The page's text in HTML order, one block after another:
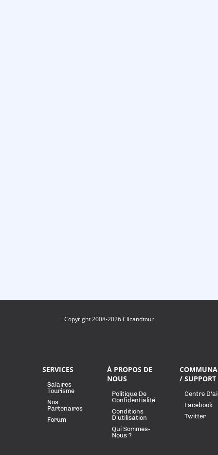
Copyright 2008-2026 Clicandtour
SERVICES
Salaires
Tourisme
Nos
Partenaires
Forum
À PROPOS DE
NOUS
Politique De
Confidentialité
Conditions
D'utilisation
Qui Sommes-
Nous ?
/ SUPPORT
Centre
Facebook
Twitter